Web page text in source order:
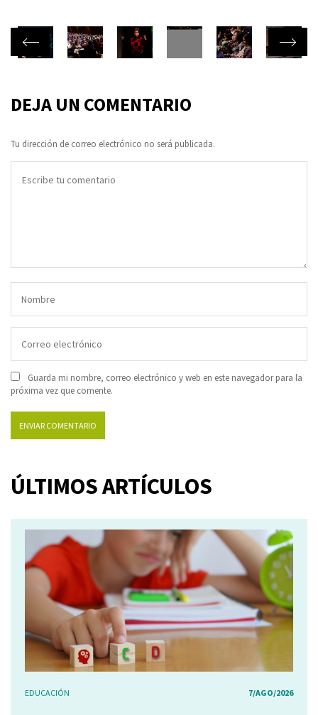
DEJA UN COMENTARIO
Tu dirección de correo electrónico no será publicada.
Guarda mi nombre, correo electrónico y web en este navegador para la
próxima vez que comente.
ÚLTIMOS ARTÍCULOS
EDUCACIÓN 7/AGO/2026